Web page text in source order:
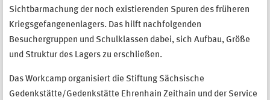
Sichtbarmachung der noch existierenden Spuren des früheren
Kriegsgefangenenlagers. Das hilft nachfolgenden
Besuchergruppen und Schulklassen dabei, sich Aufbau, Größe
und Struktur des Lagers zu erschließen.
Das Workcamp organisiert die Stiftung Sächsische
Gedenkstätte/Gedenkstätte Ehrenhain Zeithain und der Service